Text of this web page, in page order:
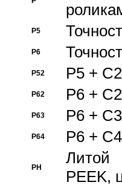
P5
P6
P52 P5 + C2
P62 P6 + C2
P63 P6 + C3
P64 P6 + C4
PH
Литой
PEEK,